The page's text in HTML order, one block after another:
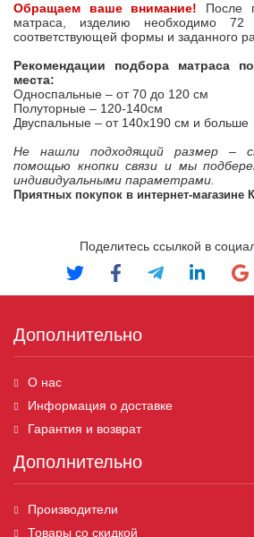
Обращаем ваше внимание!
После
матраса, изделию необходимо 72
соответствующей формы и заданного
Рекомендации подбора матраса
места:
Односпальные – от 70 до 120 см
Полуторные – 120-140см
Двуспальные – от 140х190 см и больше
Не нашли подходящий размер –
помощью кнопки связи и мы
индивидуальными параметрами.
Приятных покупок в интернет-магазине
Поделитесь ссылкой в
Дополнительно
О нас
Информация о доставке
Гарантия и возврат
Дополнительно
Производители
Товары со скидкой